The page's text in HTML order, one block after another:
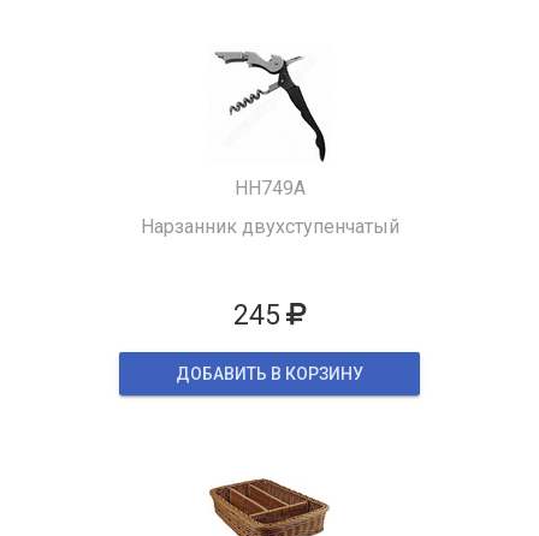
HH749A
Нарзанник двухступенчатый
245
ДОБАВИТЬ В КОРЗИНУ